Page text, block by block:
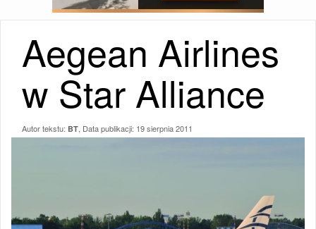
Aegean Airlines
w Star Alliance
Autor tekstu: BT , Data publikacji: 19 sierpnia 2011